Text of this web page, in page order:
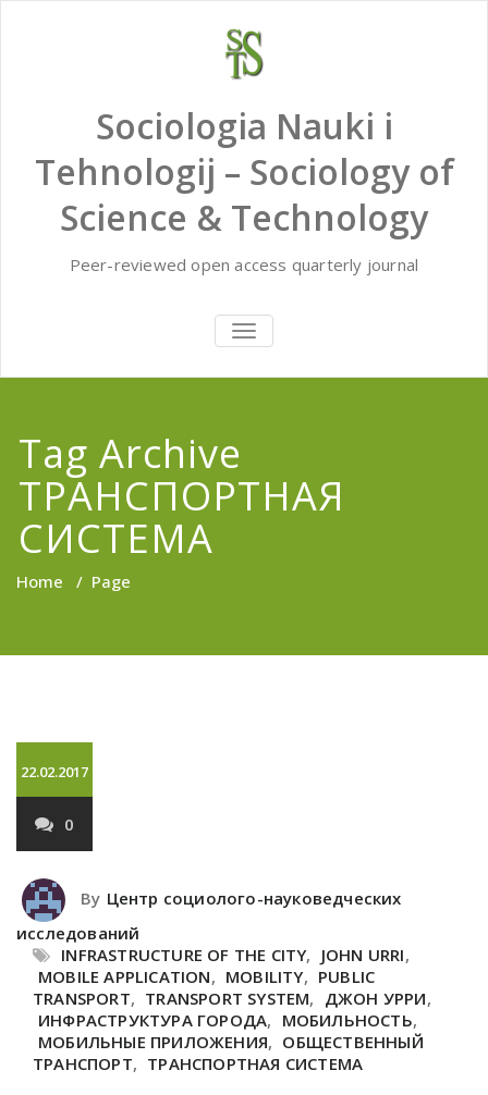
Sociologia Nauki i
Tehnologij – Sociology of
Science & Technology
Peer-reviewed open access quarterly journal
TOGGLE
NAVIGATION
Tag Archive
ТРАНСПОРТНАЯ
СИСТЕМА
Home / Page
22.02.2017
0
By Центр социолого-науковедческих
исследований
INFRASTRUCTURE OF THE CITY, JOHN URRI,
MOBILE APPLICATION, MOBILITY, PUBLIC
TRANSPORT, TRANSPORT SYSTEM, ДЖОН УРРИ,
ИНФРАСТРУКТУРА ГОРОДА, МОБИЛЬНОСТЬ,
МОБИЛЬНЫЕ ПРИЛОЖЕНИЯ, ОБЩЕСТВЕННЫЙ
ТРАНСПОРТ, ТРАНСПОРТНАЯ СИСТЕМА